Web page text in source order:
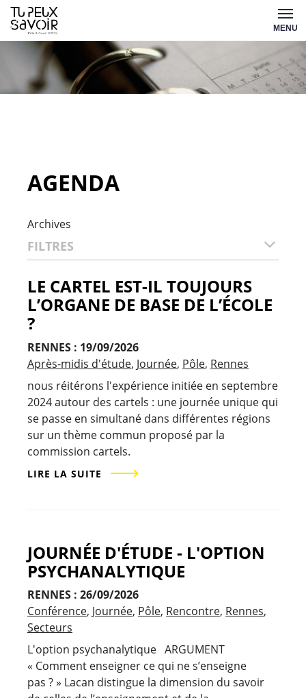
Aller
au
contenu
MENU
AGENDA
Archives
FILTRES
LE CARTEL EST-IL TOUJOURS
L’ORGANE DE BASE DE L’ÉCOLE
?
RENNES : 19/09/2026
Après-midis d'étude Journée Pôle Rennes
nous réitérons l'expérience initiée en septembre
2024 autour des cartels : une journée unique qui
se passe en simultané dans différentes régions
sur un thème commun proposé par la
commission cartels.
LIRE LA SUITE
JOURNÉE D'ÉTUDE - L'OPTION
PSYCHANALYTIQUE
RENNES : 26/09/2026
Conférence Journée Pôle Rencontre Rennes
Secteurs
L'option psychanalytique ARGUMENT
« Comment enseigner ce qui ne s’enseigne
pas ? » Lacan distingue la dimension du savoir